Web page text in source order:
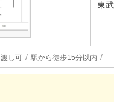
東
し可 駅から徒歩15分以内